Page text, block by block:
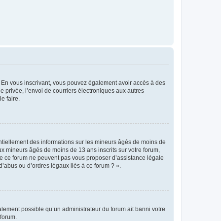
vous inscrivant, vous pouvez également avoir accès à des
privée, l’envoi de courriers électroniques aux autres
faire.
des informations sur les mineurs âgés de moins de
mineurs âgés de moins de 13 ans inscrits sur votre forum,
forum ne peuvent pas vous proposer d’assistance légale
ou d’ordres légaux liés à ce forum ? ».
possible qu’un administrateur du forum ait banni votre